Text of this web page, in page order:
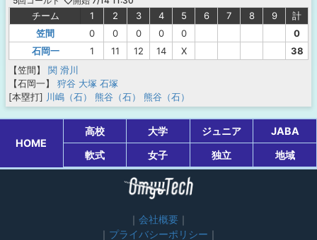
チーム 1 2 3 4 5 6 7 8 9
計
笠間
0 0 0 0 0
0
石岡一
1 11 12 14 X
38
【笠間】
関 滑川
【石岡一】
狩谷 大塚 石塚
[本塁打] 川嶋（石） 熊谷（石） 熊谷（石）
HOME
高校 大学 ジュニア
JABA
軟式
女子 独立 地域
会社概要
プライバシーポリシー